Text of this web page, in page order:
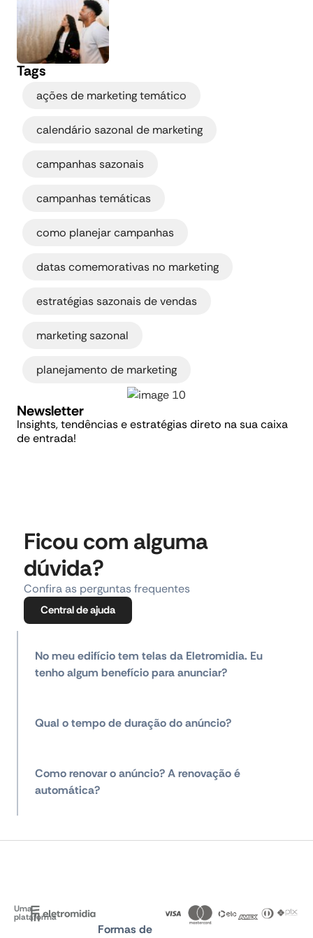
Tags
ações de marketing temático
calendário sazonal de marketing
campanhas sazonais
campanhas temáticas
como planejar campanhas
datas comemorativas no marketing
estratégias sazonais de vendas
marketing sazonal
planejamento de marketing
Newsletter
Insights, tendências e estratégias direto na sua caixa
de entrada!
Ficou com alguma
dúvida?
Confira as perguntas frequentes
Central de ajuda
No meu edifício tem telas da Eletromidia. Eu
tenho algum benefício para anunciar?
Qual o tempo de duração do anúncio?
Como renovar o anúncio? A renovação é
automática?
Uma
plataforma
Formas de